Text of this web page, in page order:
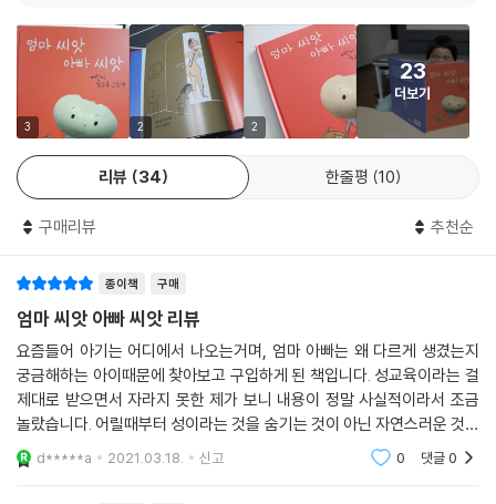
3 2 2
23
더보기
리뷰 34 한줄평 10
구매리뷰 추천순
종이책 구매
엄마 씨앗 아빠 씨앗 리뷰
요즘들어 아기는 어디에서 나오는거며, 엄마 아빠는 왜 다르게 생겼는지
궁금해하는 아이때문에 찾아보고 구입하게 된 책입니다. 성교육이라는 걸
제대로 받으면서 자라지 못한 제가 보니 내용이 정말 사실적이라서 조금
놀랐습니다. 어릴때부터 성이라는 것을 숨기는 것이 아닌 자연스러운 것으
로 받아들일 수 있도록 커갈 수록 차차 교육해나갈 예정이에요. 씨앗이 어
떻게 만들어지고
d*****a 2021.03.18. 신고 0 댓글0